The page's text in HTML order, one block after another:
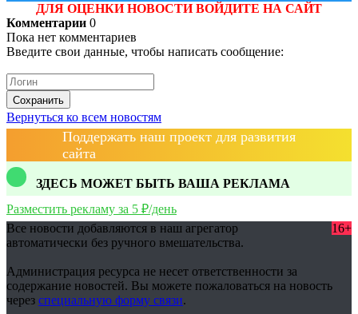
ДЛЯ ОЦЕНКИ НОВОСТИ ВОЙДИТЕ НА САЙТ
Комментарии 0
Пока нет комментариев
Введите свои данные, чтобы написать сообщение:
Сохранить
Вернуться ко всем новостям
Поддержать наш проект для развития
сайта
ЗДЕСЬ МОЖЕТ БЫТЬ ВАША РЕКЛАМА
Разместить рекламу за 5 ₽/день
Все новости добавляются в наш агрегатор
автоматически без ручного вмешательства.
16+
Администрация ресурса не несет ответственности за
содержание новостей. Вы можете пожаловаться на новость
через специальную форму связи.